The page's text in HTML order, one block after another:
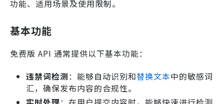
功能、适用场景及使用限制。
基本功能
免费版 API 通常提供以下基本功能：
违禁词检测：能够自动识别和替换文本中的敏感词
汇，确保发布内容的合规性。